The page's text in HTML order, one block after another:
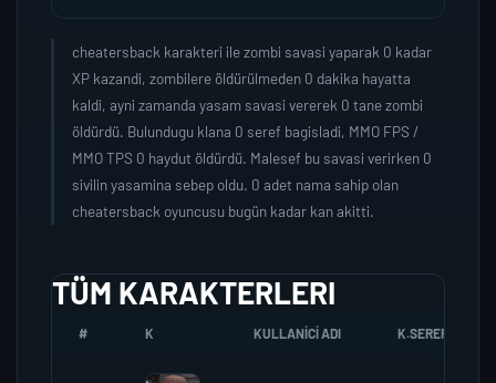
cheatersback karakteri ile zombi savasi yaparak 0 kadar
XP kazandi, zombilere öldürülmeden 0 dakika hayatta
kaldi, ayni zamanda yasam savasi vererek 0 tane zombi
öldürdü. Bulundugu klana 0 seref bagisladi, MMO FPS /
MMO TPS 0 haydut öldürdü. Malesef bu savasi verirken 0
sivilin yasamina sebep oldu. 0 adet nama sahip olan
cheatersback oyuncusu bugün kadar kan akitti.
TÜM KARAKTERLERI
# K KULLANICI ADI K.SEREFI